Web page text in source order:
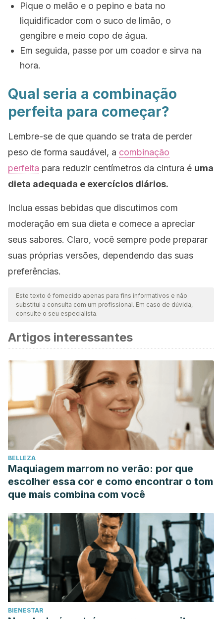
Pique o melão e o pepino e bata no
liquidificador com o suco de limão, o
gengibre e meio copo de água.
Em seguida, passe por um coador e sirva na
hora.
Qual seria a combinação
perfeita para começar?
Lembre-se de que quando se trata de perder
peso de forma saudável, a combinação
perfeita para reduzir centímetros da cintura é uma
dieta adequada e exercícios diários.
Inclua essas bebidas que discutimos com
moderação em sua dieta e comece a apreciar
seus sabores. Claro, você sempre pode preparar
suas próprias versões, dependendo das suas
preferências.
Este texto é fornecido apenas para fins informativos e não
substitui a consulta com um profissional. Em caso de dúvida,
consulte o seu especialista.
Artigos interessantes
BELLEZA
Maquiagem marrom no verão: por que
escolher essa cor e como encontrar o tom
que mais combina com você
BIENESTAR